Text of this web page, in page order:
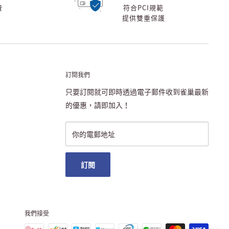
符合PCI規範
提供雙重保護
訂閱我們
只要訂閱就可即時透過電子郵件收到雀巢最新
的優惠，請即加入！
你的電郵地址
訂閱
我們接受